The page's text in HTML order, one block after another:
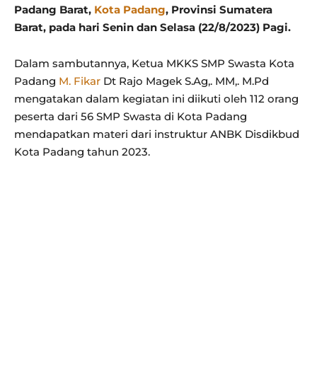
Padang Barat, Kota Padang, Provinsi Sumatera
Barat, pada hari Senin dan Selasa (22/8/2023) Pagi.
Dalam sambutannya, Ketua MKKS SMP Swasta Kota
Padang M. Fikar Dt Rajo Magek S.Ag,. MM,. M.Pd
mengatakan dalam kegiatan ini diikuti oleh 112 orang
peserta dari 56 SMP Swasta di Kota Padang
mendapatkan materi dari instruktur ANBK Disdikbud
Kota Padang tahun 2023.